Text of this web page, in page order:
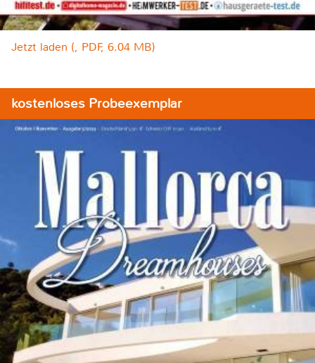
Jetzt laden (, PDF, 6.04 MB)
kostenloses Probeexemplar